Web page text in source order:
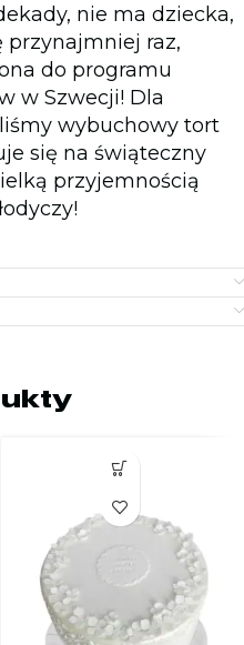
nie ma dziecka,
przynajmniej raz,
do programu
w Szwecji! Dla
wybuchowy tort
się na świąteczny
przyjemnością